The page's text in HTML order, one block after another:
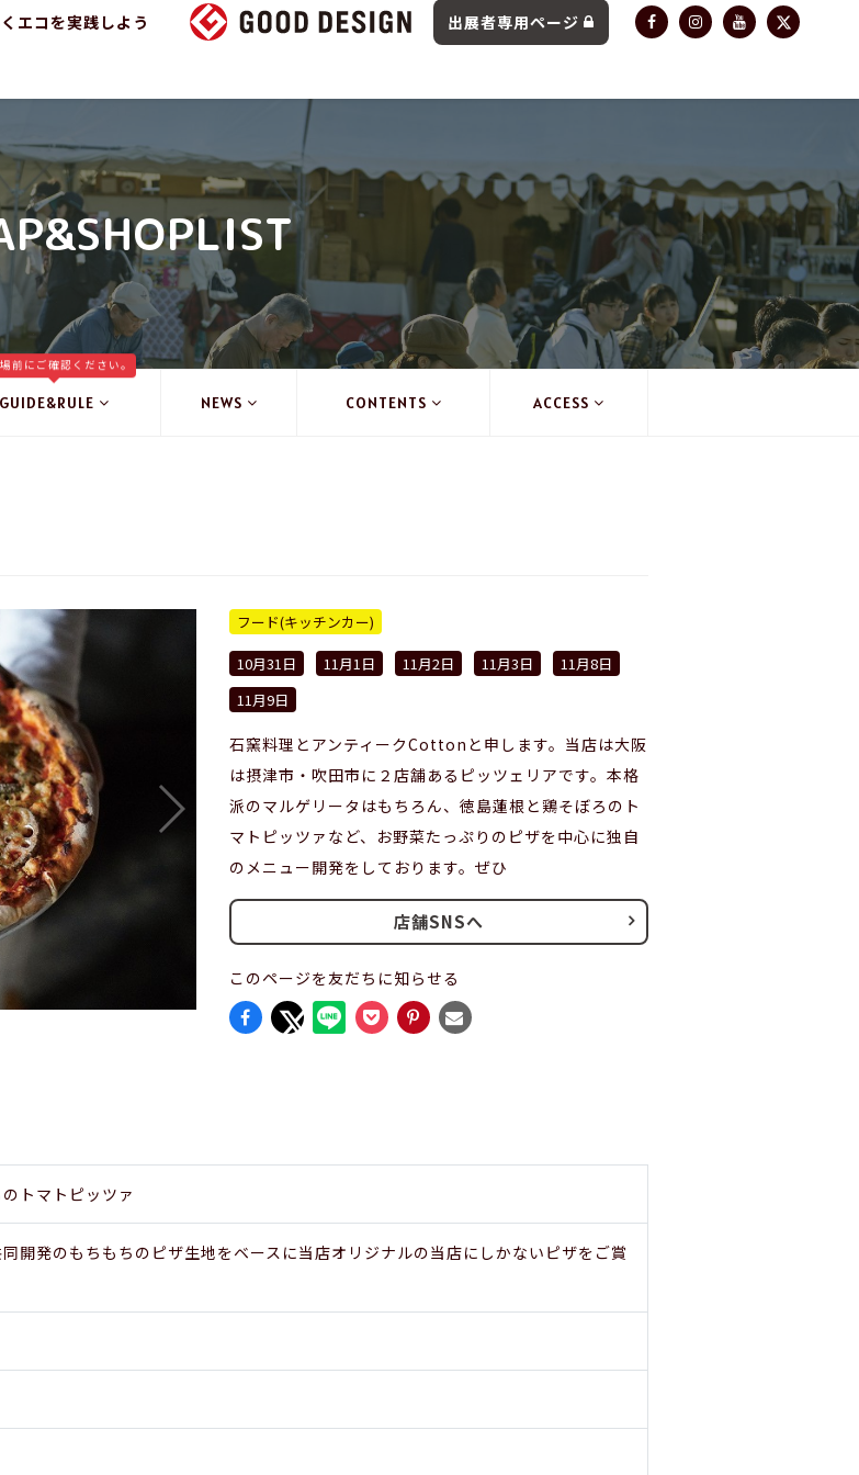
エコを実践しよう 出展者専用ページ
GUIDE&RULE
前にご確認ください。
NEWS CONTENTS ACCESS
フード(キッチンカー)
10月31日
11月1日 11月2日 11月3日
11月8日
11月9日
石窯料理とアンティークCottonと申します。当店は大阪
は摂津市・吹田市に２店舗あるピッツェリアです。本格
派のマルゲリータはもちろん、徳島蓮根と鶏そぼろのト
マトピッツァなど、お野菜たっぷりのピザを中心に独自
のメニュー開発をしております。ぜひ
店舗SNSへ
このページを友だちに知らせる
トマトピッツァ
開発のもちもちのピザ生地をベースに当店オリジナルの当店にしかないピザをご賞